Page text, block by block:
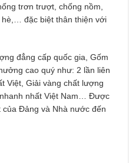
trơn trượt, chống nồm,
hè,… đặc biệt thân thiện với
đẳng cấp quốc gia, Gốm
cao quý như: 2 lần liên
Việt, Giải vàng chất lượng
nhất Việt Nam… Được
của Đảng và Nhà nước đến